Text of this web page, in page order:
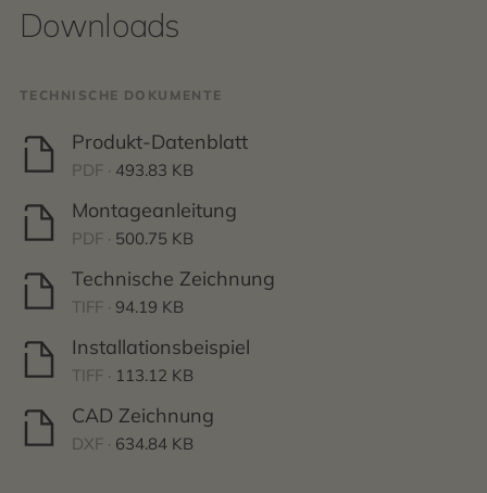
Downloads
TECHNISCHE DOKUMENTE
Produkt-Datenblatt
PDF · 493.83 KB
Montageanleitung
PDF · 500.75 KB
Technische Zeichnung
TIFF · 94.19 KB
Installationsbeispiel
TIFF · 113.12 KB
CAD Zeichnung
DXF · 634.84 KB